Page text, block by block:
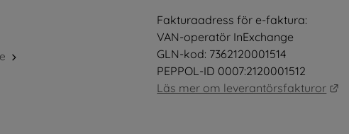
öppnas i nytt fönster.
till annan webbplats, öppnas i nytt fönster.
Fakturaadress för e-faktura:
VAN-operatör InExchange
GLN-kod: 7362120001514
PEPPOL-ID 0007:2120001512
Läs mer om leverantörsfakturor